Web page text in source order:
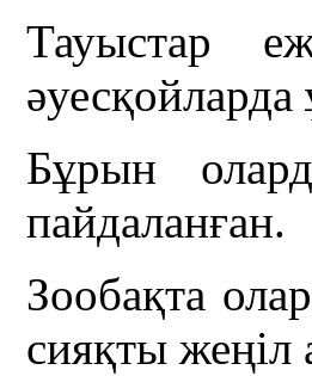
Тауыстар
әуесқойларда
Бұрын
пайдаланған.
Зообақта
сияқты жеңіл